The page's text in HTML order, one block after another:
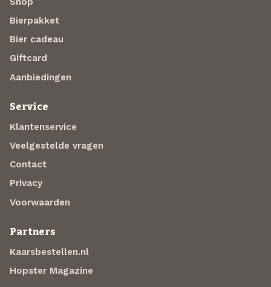
Bierpakket
Bier cadeau
Giftcard
Aanbiedingen
Service
Klantenservice
Veelgestelde vragen
Contact
Privacy
Voorwaarden
Partners
Kaarsbestellen.nl
Hopster Magazine